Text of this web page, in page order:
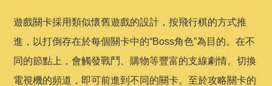
遊戲關卡採用類似懷舊遊戲的設計，按飛行棋的方式推
進，以打倒存在於每個關卡中的“Boss角色”為目的。在不
同的節點上，會觸發戰鬥、購物等豐富的支線劇情。切換
電視機的頻道，即可前進到不同的關卡。至於攻略關卡的